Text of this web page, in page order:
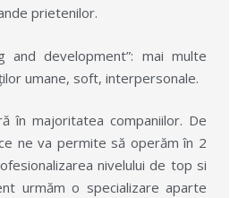
prietenilor.
and development”: mai multe
umane, soft, interpersonale.
în majoritatea companiilor. De
ne va permite să operăm în 2
nivelului de top si
urmăm o specializare aparte